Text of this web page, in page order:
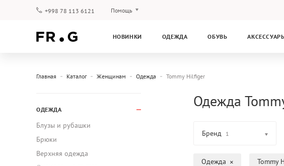
+998 78 113 6121 Помощь
НОВИНКИ ОДЕЖДА ОБУВЬ
Главная Каталог Женщинам Одежда Tommy Hilfiger
ОДЕЖДА
Блузы и рубашки
Брюки
Верхняя одежда
Одежда
Бренд 1
Одежда Tommy